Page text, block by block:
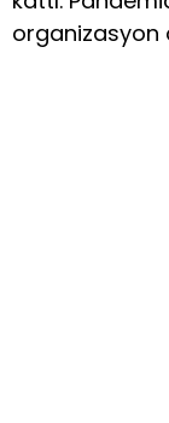
organizasyon